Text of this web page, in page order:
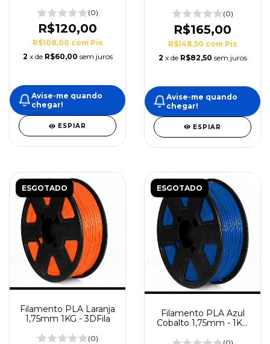
1KG – 1.75MM
(0)
R$120,00
R$108,00 com Pix
2 x de R$60,00 sem juros
Avise-me quando
chegar!
ESPIAR
(0)
R$165,00
R$148,50 com Pix
2 x de R$82,50 sem juros
Avise-me quando
chegar!
ESPIAR
ESGOTADO
Filamento PLA Laranja
1,75mm 1KG - 3DFila
(0)
ESGOTADO
Filamento PLA Azul
Cobalto 1,75mm - 1KG